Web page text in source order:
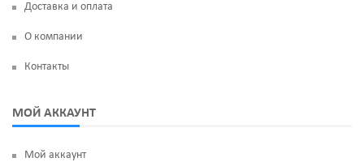
Манжеты люка
Доставка и оплата
О компании
Контакты
МОЙ АККАУНТ
Мой аккаунт